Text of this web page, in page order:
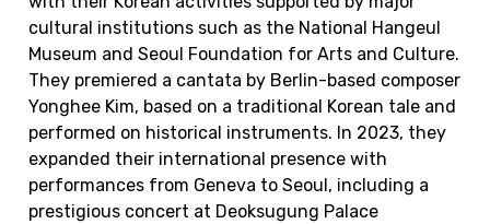
cultural institutions such as the National Hangeul
Museum and Seoul Foundation for Arts and Culture.
They premiered a cantata by Berlin-based composer
Yonghee Kim, based on a traditional Korean tale and
performed on historical instruments. In 2023, they
expanded their international presence with
performances from Geneva to Seoul, including a
prestigious concert at Deoksugung Palace